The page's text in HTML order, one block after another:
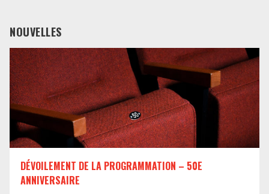
NOUVELLES
DÉVOILEMENT DE LA PROGRAMMATION – 50E
ANNIVERSAIRE